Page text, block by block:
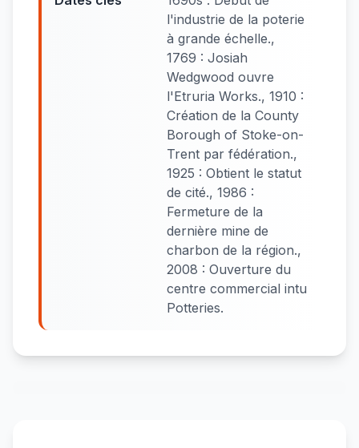
l'industrie de la poterie
à grande échelle.,
1769 : Josiah
Wedgwood ouvre
l'Etruria Works., 1910 :
Création de la County
Borough of Stoke-on-
Trent par fédération.,
1925 : Obtient le statut
de cité., 1986 :
Fermeture de la
dernière mine de
charbon de la région.,
2008 : Ouverture du
centre commercial intu
Potteries.